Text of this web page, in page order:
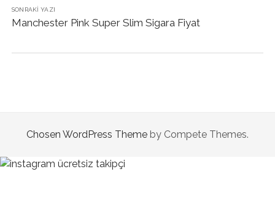
SONRAKI YAZI
Manchester Pink Super Slim Sigara Fiyat
Chosen WordPress Theme by Compete Themes.